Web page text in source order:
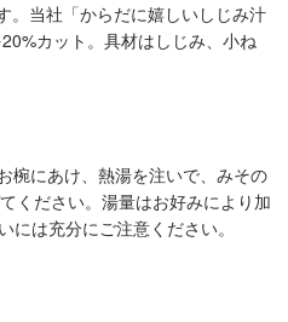
。当社「からだに嬉しいしじみ汁
カット。具材はしじみ、小ね
椀にあけ、熱湯を注いで、みその
ください。湯量はお好みにより加
は充分にご注意ください。